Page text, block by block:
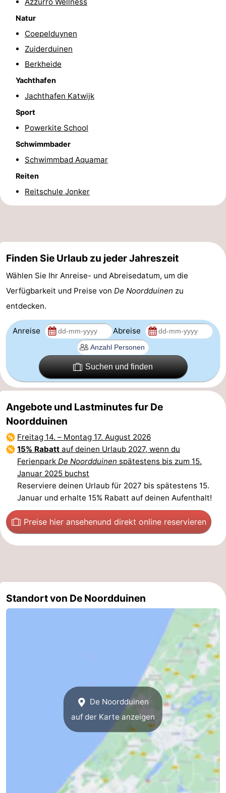
Natur
Coepelduynen
Zuiderduinen
Berkheide
Yachthafen
Jachthafen Katwijk
Sport
Powerkite School
Schwimmbader
Schwimmbad Aquamar
Reiten
Reitschule Jonker
Finden Sie Urlaub zu jeder Jahreszeit
Wählen Sie Ihr Anreise- und Abreisedatum, um die
Verfügbarkeit und Preise von De Noordduinen zu
entdecken.
Anreise Abreise
Suchen und finden
Angebote und Lastminutes fur De
Noordduinen
Freitag 14. – Montag 17. August 2026
15% Rabatt auf deinen Urlaub 2027, wenn du
Ferienpark De Noordduinen spätestens bis zum 15.
Januar 2025 buchst
Reserviere deinen Urlaub für 2027 bis spätestens 15.
Januar und erhalte 15% Rabatt auf deinen Aufenthalt!
Preise hier ansehenund direkt online reservieren
Standort von De Noordduinen
De Noordduinen
auf der Karte anzeigen